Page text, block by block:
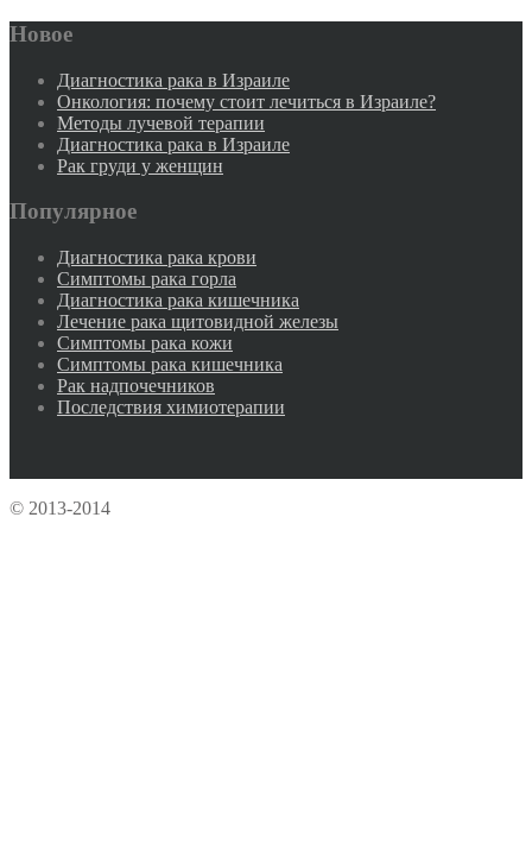
Новое
Диагностика рака в Израиле
Онкология: почему стоит лечиться в Израиле?
Методы лучевой терапии
Диагностика рака в Израиле
Рак груди у женщин
Популярное
Диагностика рака крови
Симптомы рака горла
Диагностика рака кишечника
Лечение рака щитовидной железы
Симптомы рака кожи
Симптомы рака кишечника
Рак надпочечников
Последствия химиотерапии
© 2013-2014